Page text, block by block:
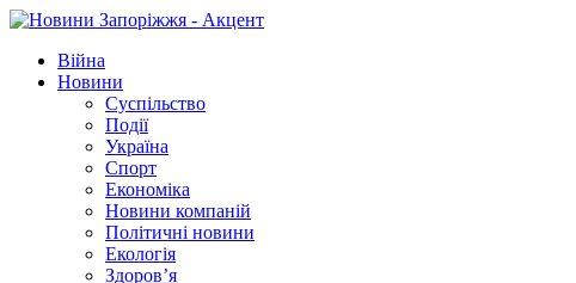
Війна
Новини
Суспільство
Події
Україна
Спорт
Економіка
Новини компаній
Політичні новини
Екологія
Здоров’я